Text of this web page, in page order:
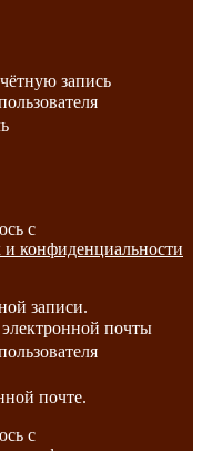
запись
с
конфиденциальности
записи.
почты
почте.
с